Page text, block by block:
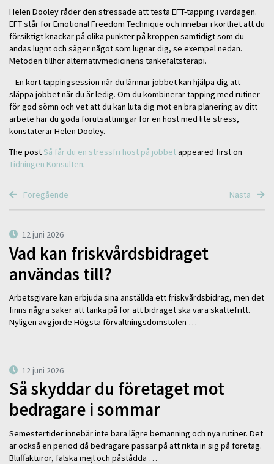
Helen Dooley råder den stressade att testa EFT-tapping i vardagen.
EFT står för Emotional Freedom Technique och innebär i korthet att du
försiktigt knackar på olika punkter på kroppen samtidigt som du
andas lugnt och säger något som lugnar dig, se exempel nedan.
Metoden tillhör alternativmedicinens tankefältsterapi.
– En kort tappingsession när du lämnar jobbet kan hjälpa dig att
släppa jobbet när du är ledig. Om du kombinerar tapping med rutiner
för god sömn och vet att du kan luta dig mot en bra planering av ditt
arbete har du goda förutsättningar för en höst med lite stress,
konstaterar Helen Dooley.
The postSå får du en stressfri höst på jobbetappeared first on
Tidningen Konsulten.
Föregående Nästa
12 juni 2026
Vad kan friskvårdsbidraget
användas till?
Arbetsgivare kan erbjuda sina anställda ett friskvårdsbidrag, men det
finns några saker att tänka på för att bidraget ska vara skattefritt.
Nyligen avgjorde Högsta förvaltningsdomstolen …
12 juni 2026
Så skyddar du företaget mot
bedragare i sommar
Semestertider innebär inte bara lägre bemanning och nya rutiner. Det
är också en period då bedragare passar på att rikta in sig på företag.
Bluffakturor, falska mejl och påstådda …